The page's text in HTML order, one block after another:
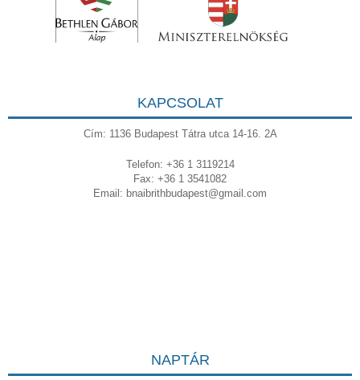
KAPCSOLAT
Cím: 1136 Budapest Tátra utca 14-16. 2A
Telefon: +36 1 3119214
Fax: +36 1 3541082
Email: bnaibrithbudapest@gmail.com
NAPTÁR